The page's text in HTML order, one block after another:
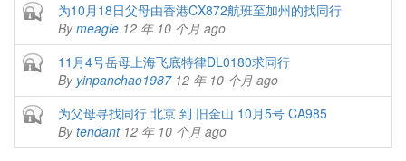
Closed topic为10月18日父母由香港CX872航班至加州的找同行
Bymeagie 12 年 10 个月 ago
Closed topic11月4号岳母上海飞底特律DL0180求同行
By yinpanchao198712 年 10 个月 ago
Closed topic为父母寻找同行 北京 到 旧金山 10月5号 CA985
Bytendant12 年 10 个月 ago